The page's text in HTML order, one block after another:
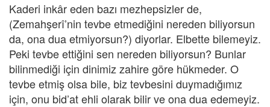
Kaderi inkâr eden bazı mezhepsizler de,
(Zemahşerî’nin tevbe etmediğini nereden biliyorsun
da, ona dua etmiyorsun?) diyorlar. Elbette bilemeyiz.
Peki tevbe ettiğini sen nereden biliyorsun? Bunlar
bilinmediği için dinimiz zahire göre hükmeder. O
tevbe etmiş olsa bile, biz tevbesini duymadığımız
için, onu bid’at ehli olarak bilir ve ona dua edemeyiz.